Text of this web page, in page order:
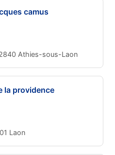
camus
Athies-sous-Laon
la providence
Laon